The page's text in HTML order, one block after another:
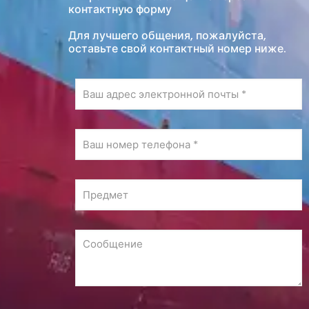
контактную форму
Для лучшего общения, пожалуйста,
оставьте свой контактный номер ниже.